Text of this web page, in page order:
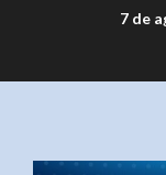
7 de